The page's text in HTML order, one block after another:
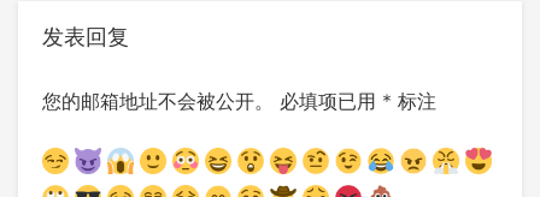
发表回复
您的邮箱地址不会被公开。 必填项已用 * 标注